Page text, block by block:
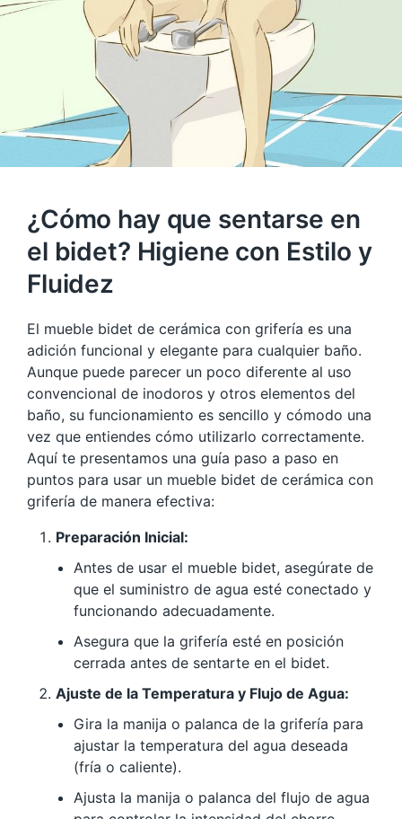
¿Cómo hay que sentarse en
el bidet? Higiene con Estilo y
Fluidez
El mueble bidet de cerámica con grifería es una
adición funcional y elegante para cualquier baño.
Aunque puede parecer un poco diferente al uso
convencional de inodoros y otros elementos del
baño, su funcionamiento es sencillo y cómodo una
vez que entiendes cómo utilizarlo correctamente.
Aquí te presentamos una guía paso a paso en
puntos para usar un mueble bidet de cerámica con
grifería de manera efectiva:
Preparación Inicial:
Antes de usar el mueble bidet, asegúrate de
que el suministro de agua esté conectado y
funcionando adecuadamente.
Asegura que la grifería esté en posición
cerrada antes de sentarte en el bidet.
Ajuste de la Temperatura y Flujo de Agua:
Gira la manija o palanca de la grifería para
ajustar la temperatura del agua deseada
(fría o caliente).
Ajusta la manija o palanca del flujo de agua